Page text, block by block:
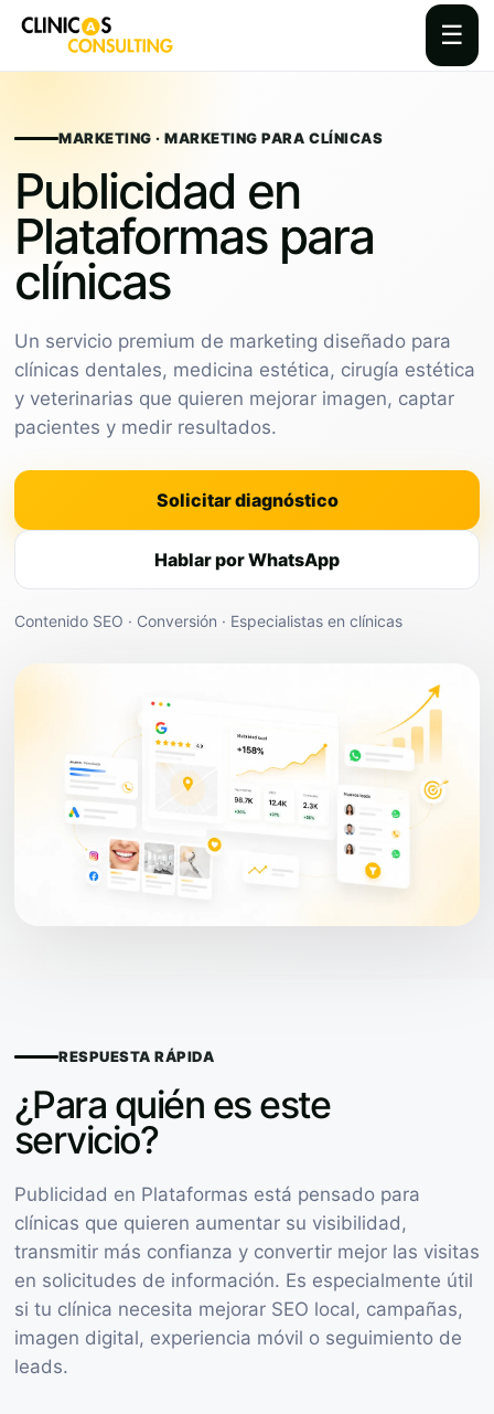
☰
contentMARKETING · MARKETING PARA CLÍNICAS
Publicidad en
Plataformas para
clínicas
Un servicio premium de marketing diseñado para
clínicas dentales, medicina estética, cirugía estética
y veterinarias que quieren mejorar imagen, captar
pacientes y medir resultados.
Solicitar diagnóstico
Hablar por WhatsApp
Contenido SEO · Conversión · Especialistas en clínicas
RESPUESTA RÁPIDA
¿Para quién es este
servicio?
Publicidad en Plataformas está pensado para
clínicas que quieren aumentar su visibilidad,
transmitir más confianza y convertir mejor las visitas
en solicitudes de información. Es especialmente útil
si tu clínica necesita mejorar SEO local, campañas,
imagen digital, experiencia móvil o seguimiento de
leads.